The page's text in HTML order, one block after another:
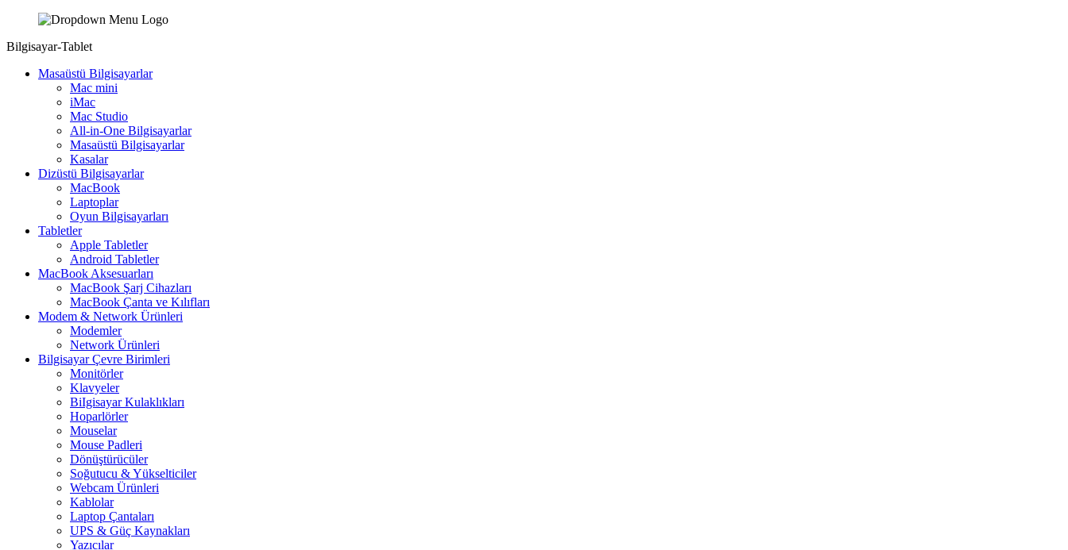
Bilgisayar-Tablet
Masaüstü Bilgisayarlar
Mac mini
iMac
Mac Studio
All-in-One Bilgisayarlar
Masaüstü Bilgisayarlar
Kasalar
Dizüstü Bilgisayarlar
MacBook
Laptoplar
Oyun Bilgisayarları
Tabletler
Apple Tabletler
Android Tabletler
MacBook Aksesuarları
MacBook Şarj Cihazları
MacBook Çanta ve Kılıfları
Modem & Network Ürünleri
Modemler
Network Ürünleri
Bilgisayar Çevre Birimleri
Monitörler
Klavyeler
BiIgisayar Kulaklıkları
Hoparlörler
Mouselar
Mouse Padleri
Dönüştürücüler
Soğutucu & Yükselticiler
Webcam Ürünleri
Kablolar
Laptop Çantaları
UPS & Güç Kaynakları
Yazıcılar